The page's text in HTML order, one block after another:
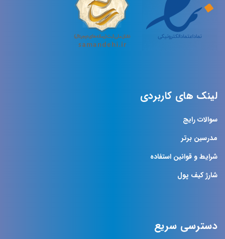
لینک های کاربردی
سوالات رایج
مدرسین برتر
شرایط و قوانین استفاده
شارژ کیف پول
دسترسی سریع